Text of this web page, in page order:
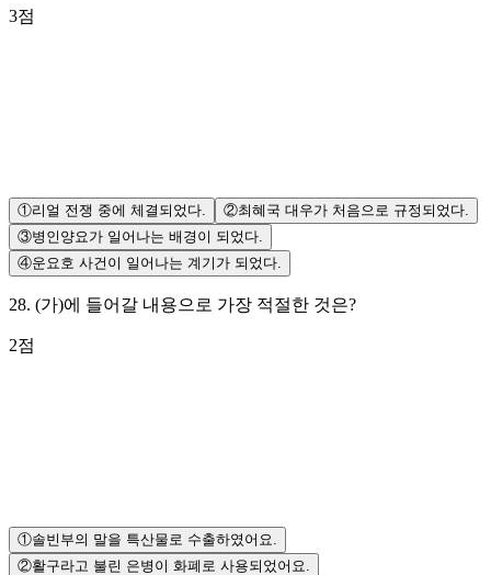
3점
①리얼 전쟁 중에 체결되었다. ②최혜국 대우가 처음으로 규정되었다.
③병인양요가 일어나는 배경이 되었다.
④운요호 사건이 일어나는 계기가 되었다.
28. (가)에 들어갈 내용으로 가장 적절한 것은?
2점
①솔빈부의 말을 특산물로 수출하였어요.
②활구라고 불린 은병이 화폐로 사용되었어요.